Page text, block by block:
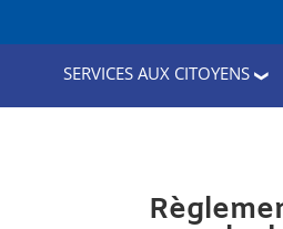
SERVICES AUX CITOYENS